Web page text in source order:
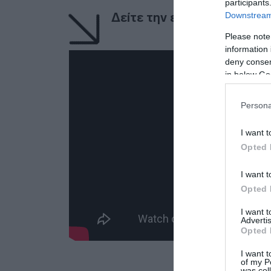
Please
information
deny
in below
I want
Opted
I want
Opted
I want
Opted
I want
of my
Δείτε την ενημέρωση